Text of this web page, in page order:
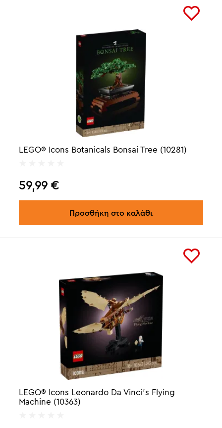
LEGO® Icons Botanicals Bonsai Tree (10281)
59,99 €
Προσθήκη στο καλάθι
LEGO® Icons Leonardo Da Vinci's Flying
Machine (10363)